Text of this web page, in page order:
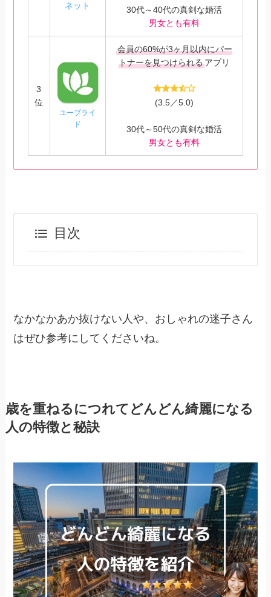
ネット
30代～40代の真剣な婚活
男女とも有料
3
位
ユーブライ
ド
会員の60%が3ヶ月以内にパー
トナーを見つけられるアプリ
(3.5／5.0)
30代～50代の真剣な婚活
男女とも有料
目次
なかなかあか抜けない人や、おしゃれの迷子さん
はぜひ参考にしてくださいね。
歳を重ねるにつれてどんどん綺麗になる
人の特徴と秘訣